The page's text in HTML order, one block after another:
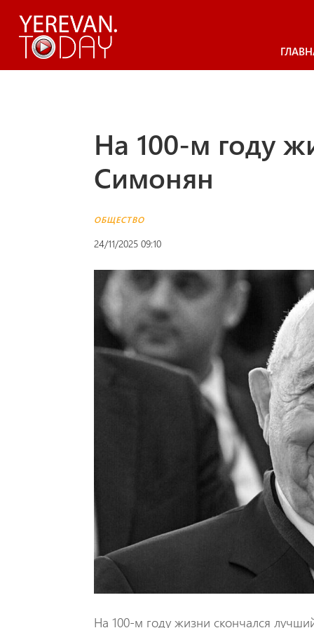
На 100-м году
Симонян
ОБЩЕСТВО
24/11/2025 09:10
На 100-м году жизни скончался